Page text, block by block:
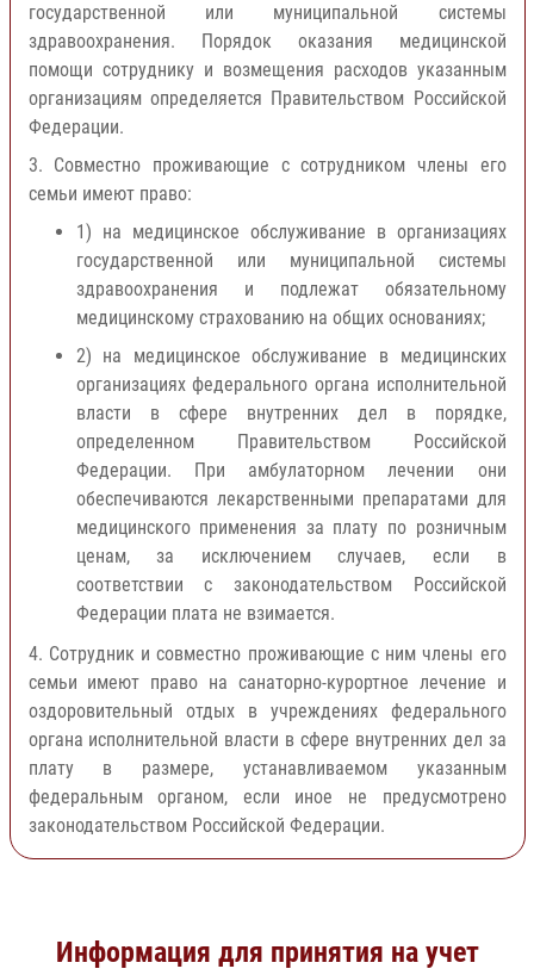
государственной или муниципальной системы
здравоохранения. Порядок оказания медицинской
помощи сотруднику и возмещения расходов указанным
организациям определяется Правительством Российской
Федерации.
3. Совместно проживающие с сотрудником члены его
семьи имеют право:
1) на медицинское обслуживание в организациях
государственной или муниципальной системы
здравоохранения и подлежат обязательному
медицинскому страхованию на общих основаниях;
2) на медицинское обслуживание в медицинских
организациях федерального органа исполнительной
власти в сфере внутренних дел в порядке,
определенном Правительством Российской
Федерации. При амбулаторном лечении они
обеспечиваются лекарственными препаратами для
медицинского применения за плату по розничным
ценам, за исключением случаев, если в
соответствии с законодательством Российской
Федерации плата не взимается.
4. Сотрудник и совместно проживающие с ним члены его
семьи имеют право на санаторно-курортное лечение и
оздоровительный отдых в учреждениях федерального
органа исполнительной власти в сфере внутренних дел за
плату в размере, устанавливаемом указанным
федеральным органом, если иное не предусмотрено
законодательством Российской Федерации.
Информация для принятия на учет